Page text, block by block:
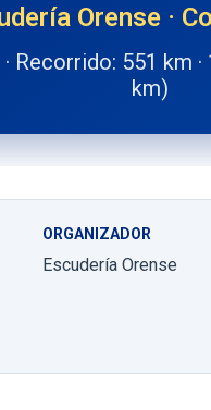
Orense ·
Recorrido: 551 km
km)
ORGANIZADOR
Escudería Orense